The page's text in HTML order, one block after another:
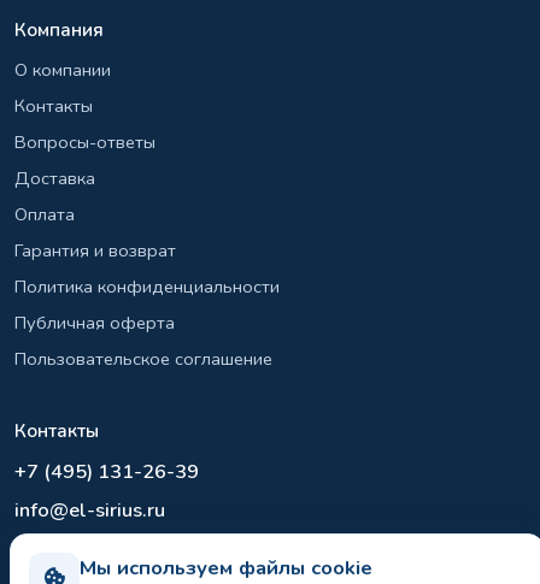
Мы используем файлы cookie
Компания
О компании
Контакты
Вопросы-ответы
Доставка
Оплата
Гарантия и возврат
Политика конфиденциальности
Публичная оферта
Пользовательское соглашение
Контакты
+7 (495) 131-26-39
info@el-sirius.ru
Склад: Шереметьево, Московская область